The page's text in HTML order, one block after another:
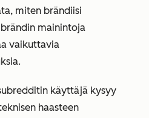
miten brändiisi
mainintoja
vaikuttavia
käyttäjä kysyy
haasteen